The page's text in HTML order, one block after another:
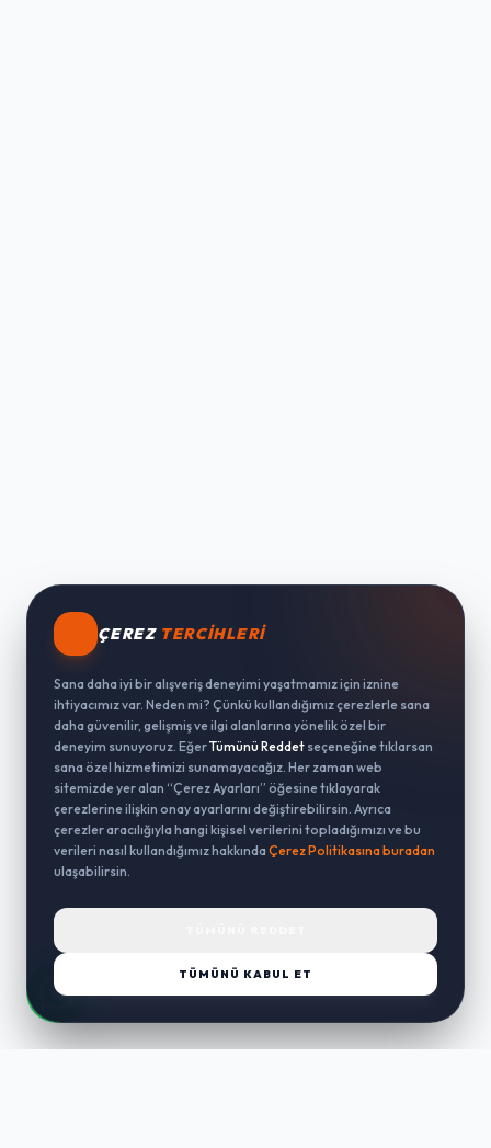
ÇEREZ TERCIHLERI
Sana daha iyi bir alışveriş deneyimi yaşatmamız için iznine
ihtiyacımız var. Neden mi? Çünkü kullandığımız çerezlerle sana
daha güvenilir, gelişmiş ve ilgi alanlarına yönelik özel bir
deneyim sunuyoruz. EğerTümünü Reddet seçeneğine tıklarsan
sana özel hizmetimizi sunamayacağız. Her zaman web
sitemizde yer alan “Çerez Ayarları” öğesine tıklayarak
çerezlerine ilişkin onay ayarlarını değiştirebilirsin. Ayrıca
çerezler aracılığıyla hangi kişisel verilerini topladığımızı ve bu
verileri nasıl kullandığımız hakkında Çerez Politikasına buradan
ulaşabilirsin.
TÜMÜNÜ KABUL ET